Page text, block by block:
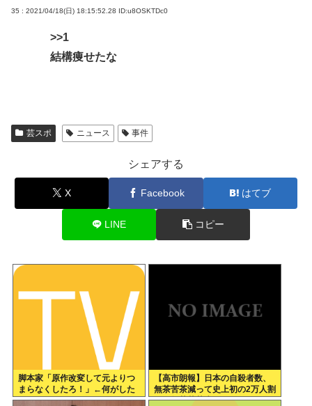
35 : 2021/04/18(日) 18:15:52.28 ID:u8OSKTDc0
>>1
結構痩せたな
芸スポ ニュース 事件
シェアする
X Facebook はてブ
LINE コピー
脚本家「原作改変して元よりつ
まらなくしたろ！」←何がした
いの？
【高市朗報】日本の自殺者数、
無茶苦茶減って史上初の2万人割
れ。無茶苦茶生きやすい国にな